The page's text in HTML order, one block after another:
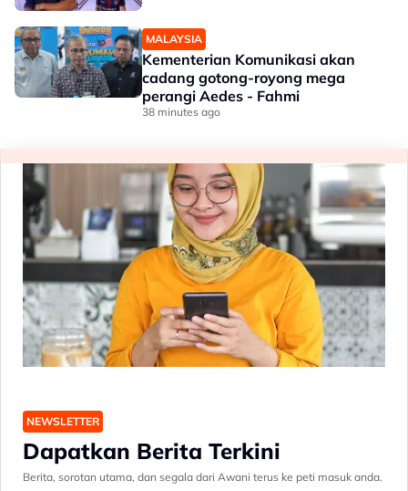
MALAYSIA
Kementerian Komunikasi akan
cadang gotong-royong mega
perangi Aedes - Fahmi
38 minutes ago
NEWSLETTER
Dapatkan Berita Terkini
Berita, sorotan utama, dan segala dari Awani terus ke peti masuk anda.